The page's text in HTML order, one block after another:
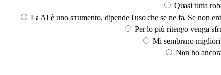
Quasi tutta
La AI è uno strumento, dipende l'uso che se ne fa. Se non
Per lo più ritengo venga
Mi sembrano
Non ho